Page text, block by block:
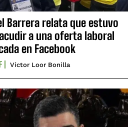
Barrera relata que estuvo
a una oferta laboral
en Facebook
Víctor Loor Bonilla